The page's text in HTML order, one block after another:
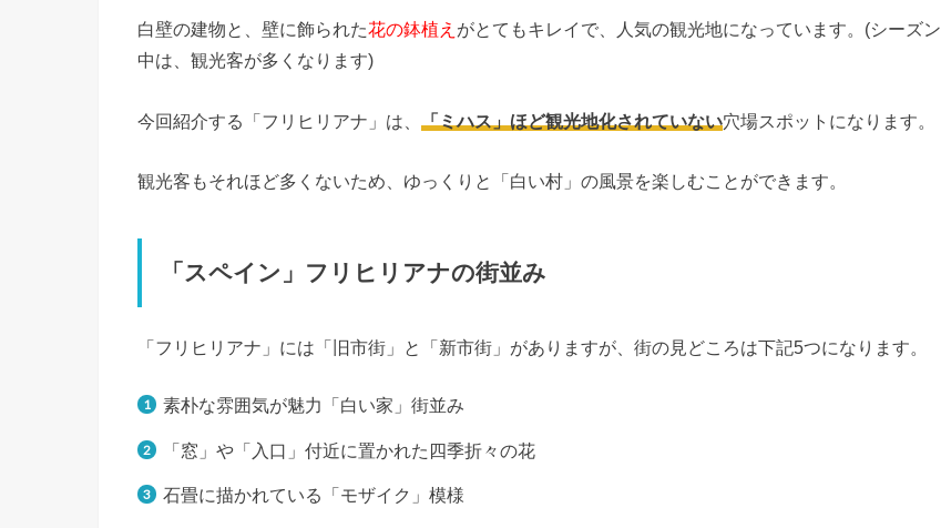
白壁の建物と、壁に飾られた花の鉢植え がとてもキレイで、人気の観光地になっています。(シーズン
中は、観光客が多くなります)
今回紹介する「フリヒリアナ」は、 「ミハス」ほど観光地化されていない穴場スポットになります。
観光客もそれほど多くないため、ゆっくりと「白い村」の風景を楽しむことができます。
「スペイン」フリヒリアナの街並み
「フリヒリアナ」には「旧市街」と「新市街」がありますが、街の見どころは下記5つになります。
素朴な雰囲気が魅力「白い家」街並み
「窓」や「入口」付近に置かれた四季折々の花
石畳に描かれている「モザイク」模様